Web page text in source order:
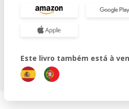
Este livro também está à